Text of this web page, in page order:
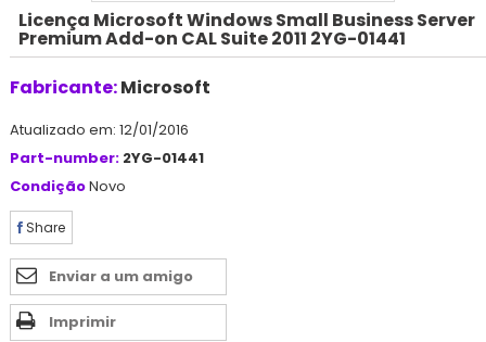
Licença Microsoft Windows Small Business Server
Premium Add-on CAL Suite 2011 2YG-01441
Fabricante:Microsoft
Atualizado em: 12/01/2016
Part-number: 2YG-01441
CondiçãoNovo
Share
Enviar a um amigo
Imprimir